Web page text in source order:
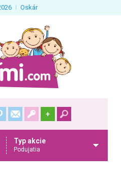
Oskár
+
Typ akcie
Podujatia